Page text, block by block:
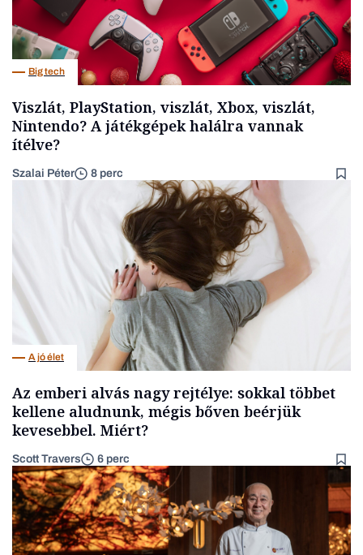
Big tech
Viszlát, PlayStation, viszlát, Xbox, viszlát,
Nintendo? A játékgépek halálra vannak
ítélve?
Szalai Péter 8 perc
A jó élet
Az emberi alvás nagy rejtélye: sokkal többet
kellene aludnunk, mégis bőven beérjük
kevesebbel. Miért?
Scott Travers 6 perc